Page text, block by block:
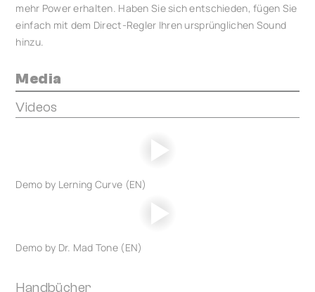
mehr Power erhalten. Haben Sie sich entschieden, fügen Sie
einfach mit dem Direct-Regler Ihren ursprünglichen Sound
hinzu.
Media
Videos
Demo by Lerning Curve (EN)
Demo by Dr. Mad Tone (EN)
Handbücher